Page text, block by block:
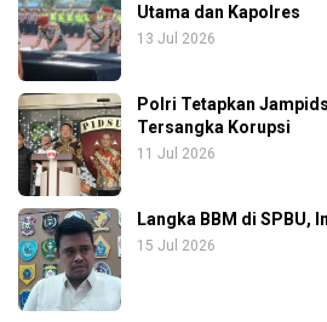
Utama dan Kapolres
13 Jul 2026
Polri Tetapkan
Tersangka Korupsi
11 Jul 2026
Langka BBM di SPBU,
15 Jul 2026